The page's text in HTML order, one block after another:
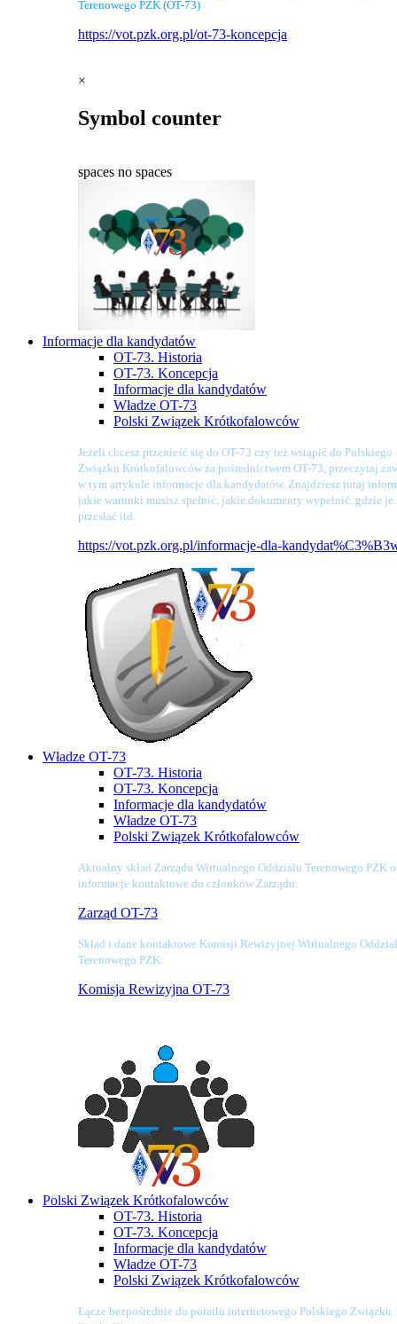
Terenowego PZK (OT-73)
https://vot.pzk.org.pl/ot-73-koncepcja
×
Symbol counter
spaces no spaces
Informacje dla kandydatów
OT-73. Historia
OT-73. Koncepcja
Informacje dla kandydatów
Władze OT-73
Polski Związek Krótkofalowców
Jeżeli chcesz przenieść się do OT-73 czy też wstąpić do Polskiego
Związku Krótkofalowców za pośrednictwem OT-73, przeczytaj
w tym artykule informacje dla kandydatów. Znajdziesz tutaj
jakie warunki musisz spełnić, jakie dokumenty wypełnić, gdzie je
przesłać itd.
https://vot.pzk.org.pl/informacje-dla-
Władze OT-73
OT-73. Historia
OT-73. Koncepcja
Informacje dla kandydatów
Władze OT-73
Polski Związek Krótkofalowców
Aktualny skład Zarządu Wirtualnego Oddziału Terenowego PZK
informacje kontaktowe do członków Zarządu:
Zarząd OT-73
Skład i dane kontaktowe Komisji Rewizyjnej Wirtualnego
Terenowego PZK:
Komisja Rewizyjna OT-73
Polski Związek Krótkofalowców
OT-73. Historia
OT-73. Koncepcja
Informacje dla kandydatów
Władze OT-73
Polski Związek Krótkofalowców
Łącze bezpośrednie do poratlu internetowego Polskiego Związku